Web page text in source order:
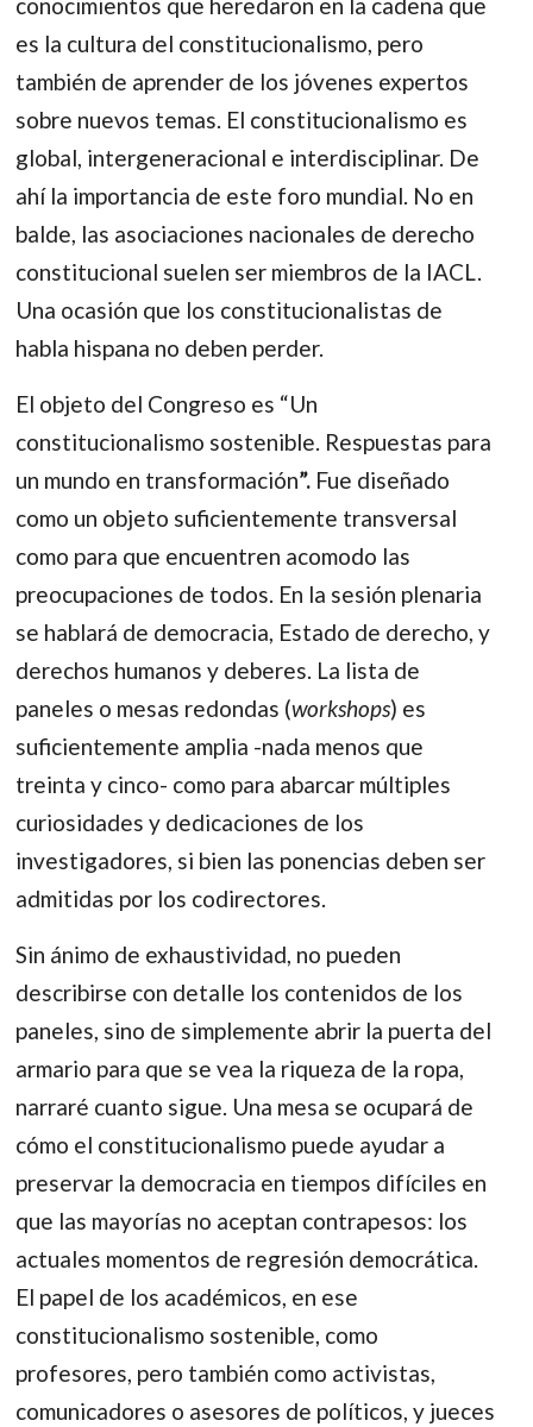
conocimientos que heredaron en la cadena que
es la cultura del constitucionalismo, pero
también de aprender de los jóvenes expertos
sobre nuevos temas. El constitucionalismo es
global, intergeneracional e interdisciplinar. De
ahí la importancia de este foro mundial. No en
balde, las asociaciones nacionales de derecho
constitucional suelen ser miembros de la IACL.
Una ocasión que los constitucionalistas de
habla hispana no deben perder.
El objeto del Congreso es “Un
constitucionalismo sostenible. Respuestas para
un mundo en transformación”. Fue diseñado
como un objeto suficientemente transversal
como para que encuentren acomodo las
preocupaciones de todos. En la sesión plenaria
se hablará de democracia, Estado de derecho, y
derechos humanos y deberes. La lista de
paneles o mesas redondas (workshops) es
suficientemente amplia -nada menos que
treinta y cinco- como para abarcar múltiples
curiosidades y dedicaciones de los
investigadores, si bien las ponencias deben ser
admitidas por los codirectores.
Sin ánimo de exhaustividad, no pueden
describirse con detalle los contenidos de los
paneles, sino de simplemente abrir la puerta del
armario para que se vea la riqueza de la ropa,
narraré cuanto sigue. Una mesa se ocupará de
cómo el constitucionalismo puede ayudar a
preservar la democracia en tiempos difíciles en
que las mayorías no aceptan contrapesos: los
actuales momentos de regresión democrática.
El papel de los académicos, en ese
constitucionalismo sostenible, como
profesores, pero también como activistas,
comunicadores o asesores de políticos, y jueces